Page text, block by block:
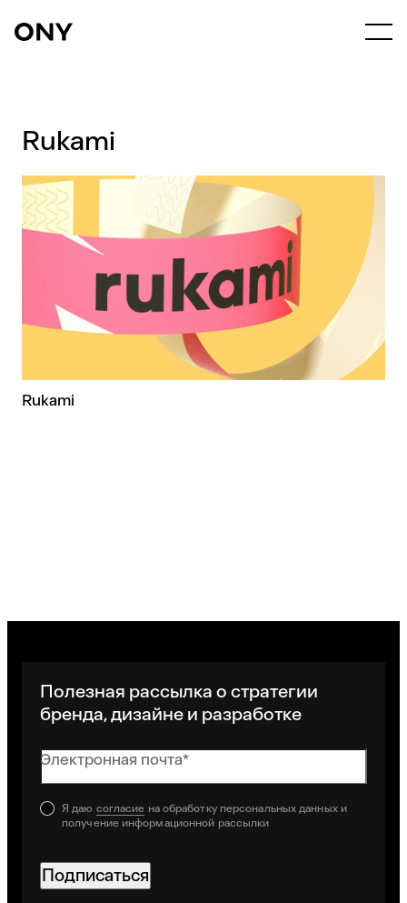
Rukami
Rukami
Полезная рассылка о стратегии
бренда, дизайне и разработке
Электронная почта*
Я даю согласие на обработку персональных данных и
получение информационной рассылки
Подписаться